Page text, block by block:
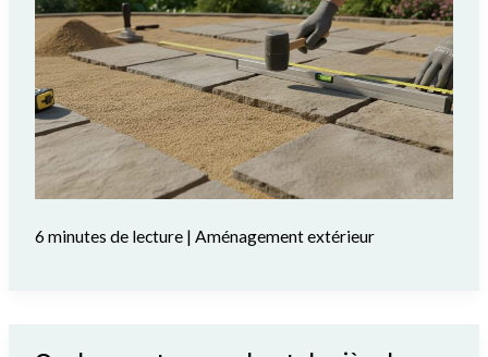
6 minutes de lecture| Aménagement extérieur